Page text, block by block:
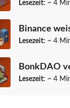
Lesezeit: ~ 4
Binance
Lesezeit: ~ 4
BonkDAO
Lesezeit: ~ 4